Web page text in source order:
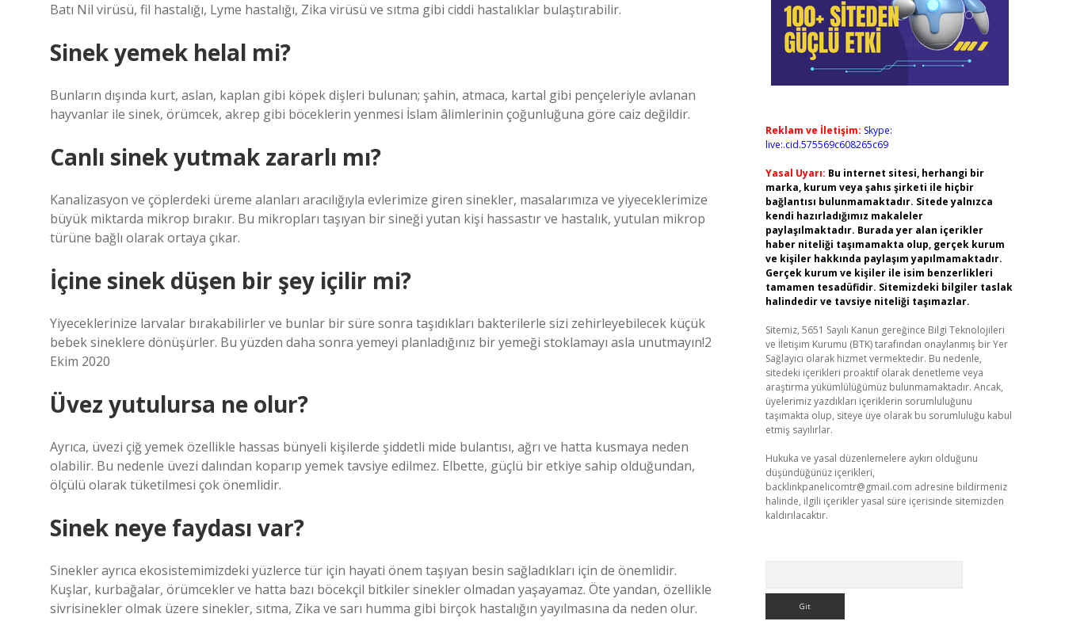
Batı Nil virüsü, fil hastalığı, Lyme hastalığı, Zika virüsü ve sıtma gibi ciddi hastalıklar bulaştırabilir.
Sinek yemek helal mi?
Bunların dışında kurt, aslan, kaplan gibi köpek dişleri bulunan; şahin, atmaca, kartal gibi pençeleriyle avlanan
hayvanlar ile sinek, örümcek, akrep gibi böceklerin yenmesi İslam âlimlerinin çoğunluğuna göre caiz değildir.
Canlı sinek yutmak zararlı mı?
Kanalizasyon ve çöplerdeki üreme alanları aracılığıyla evlerimize giren sinekler, masalarımıza ve yiyeceklerimize
büyük miktarda mikrop bırakır. Bu mikropları taşıyan bir sineği yutan kişi hassastır ve hastalık, yutulan mikrop
türüne bağlı olarak ortaya çıkar.
İçine sinek düşen bir şey içilir mi?
Yiyeceklerinize larvalar bırakabilirler ve bunlar bir süre sonra taşıdıkları bakterilerle sizi zehirleyebilecek küçük
bebek sineklere dönüşürler. Bu yüzden daha sonra yemeyi planladığınız bir yemeği stoklamayı asla unutmayın!2
Ekim 2020
Üvez yutulursa ne olur?
Ayrıca, üvezi çiğ yemek özellikle hassas bünyeli kişilerde şiddetli mide bulantısı, ağrı ve hatta kusmaya neden
olabilir. Bu nedenle üvezi dalından koparıp yemek tavsiye edilmez. Elbette, güçlü bir etkiye sahip olduğundan,
ölçülü olarak tüketilmesi çok önemlidir.
Sinek neye faydası var?
Sinekler ayrıca ekosistemimizdeki yüzlerce tür için hayati önem taşıyan besin sağladıkları için de önemlidir.
Kuşlar, kurbağalar, örümcekler ve hatta bazı böcekçil bitkiler sinekler olmadan yaşayamaz. Öte yandan, özellikle
sivrisinekler olmak üzere sinekler, sıtma, Zika ve sarı humma gibi birçok hastalığın yayılmasına da neden olur.
Reklam ve İletişim: Skype:
live:.cid.575569c608265c69
Yasal Uyarı: Bu internet sitesi, herhangi bir
marka, kurum veya şahıs şirketi ile hiçbir
bağlantısı bulunmamaktadır. Sitede yalnızca
kendi hazırladığımız makaleler
paylaşılmaktadır. Burada yer alan içerikler
haber niteliği taşımamakta olup, gerçek kurum
ve kişiler hakkında paylaşım yapılmamaktadır.
Gerçek kurum ve kişiler ile isim benzerlikleri
tamamen tesadüfidir. Sitemizdeki bilgiler taslak
halindedir ve tavsiye niteliği taşımazlar.
Sitemiz, 5651 Sayılı Kanun gereğince Bilgi Teknolojileri
ve İletişim Kurumu (BTK) tarafından onaylanmış bir Yer
Sağlayıcı olarak hizmet vermektedir. Bu nedenle,
sitedeki içerikleri proaktif olarak denetleme veya
araştırma yükümlülüğümüz bulunmamaktadır. Ancak,
üyelerimiz yazdıkları içeriklerin sorumluluğunu
taşımakta olup, siteye üye olarak bu sorumluluğu kabul
etmiş sayılırlar.
Hukuka ve yasal düzenlemelere aykırı olduğunu
düşündüğünüz içerikleri,
backlinkpanelicomtr@gmail.com adresine bildirmeniz
halinde, ilgili içerikler yasal süre içerisinde sitemizden
kaldırılacaktır.